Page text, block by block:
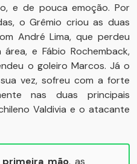
e de pouca emoção. Por
o Grêmio criou as duas
André Lima, que perdeu
e Fábio Rochemback,
o goleiro Marcos. Já o
vez, sofreu com a forte
nas duas principais
Valdivia e o atacante
primeira mão, as